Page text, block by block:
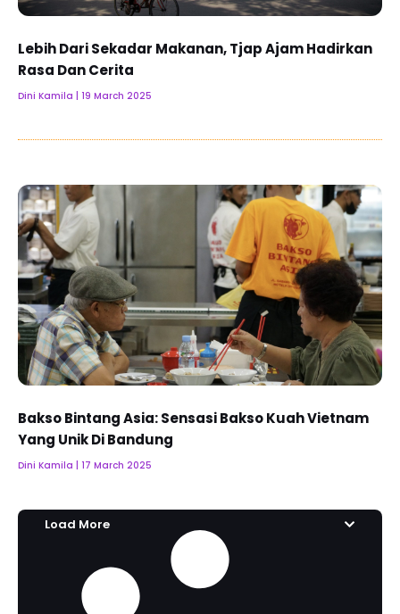
Lebih Dari Sekadar Makanan, Tjap Ajam Hadirkan
Rasa Dan Cerita
Dini Kamila 19 March 2025
Bakso Bintang Asia: Sensasi Bakso Kuah Vietnam
Yang Unik Di Bandung
Dini Kamila 17 March 2025
Load More